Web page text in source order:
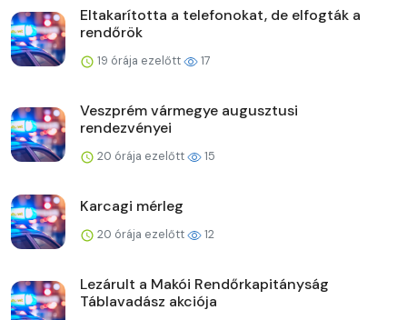
Eltakarította a telefonokat, de elfogták a
rendőrök
19 órája ezelőtt 17
Veszprém vármegye augusztusi
rendezvényei
20 órája ezelőtt 15
Karcagi mérleg
20 órája ezelőtt 12
Lezárult a Makói Rendőrkapitányság
Táblavadász akciója